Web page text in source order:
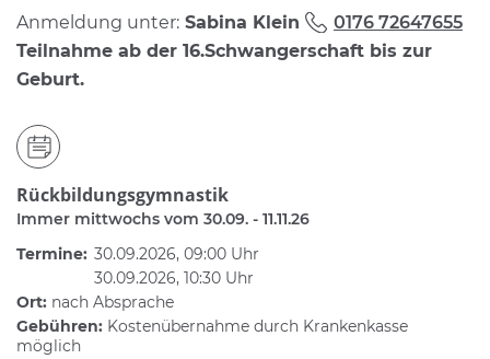
Anmeldung unter: Sabina Klein
0176 72647655
Teilnahme ab der 16.Schwangerschaft bis zur
Geburt.
Rückbildungsgymnastik
Immer mittwochs vom 30.09. - 11.11.26
Termine: 30.09.2026, 09:00 Uhr
30.09.2026, 10:30 Uhr
Ort: nach Absprache
Gebühren: Kostenübernahme durch Krankenkasse
möglich